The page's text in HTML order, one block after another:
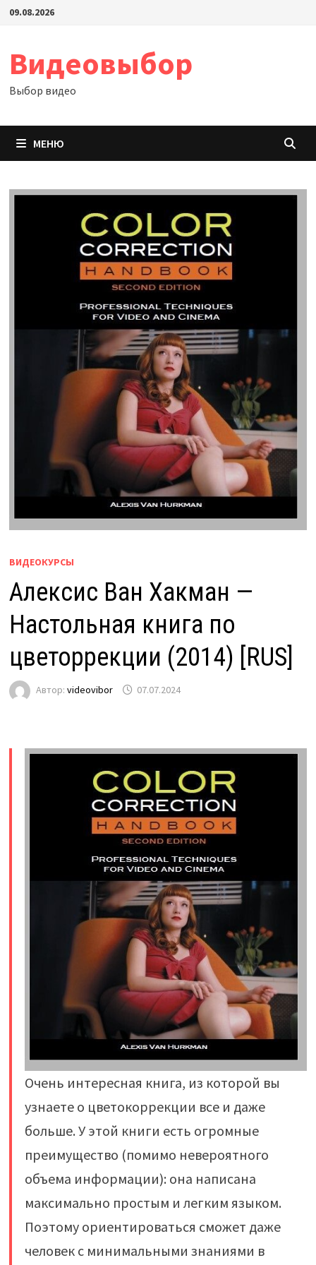
Перейти
09.08.2026
Видеовыбор
Выбор видео
МЕНЮ
ВИДЕОКУРСЫ
Алексис Ван Хакман —
Настольная книга по
цветоррекции (2014) [RUS]
Автор: videovibor 07.07.2024
Очень интересная книга, из которой вы
узнаете о цветокоррекции все и даже
больше. У этой книги есть огромные
преимущество (помимо невероятного
объема информации): она написана
максимально простым и легким языком.
Поэтому ориентироваться сможет даже
человек с минимальными знаниями в